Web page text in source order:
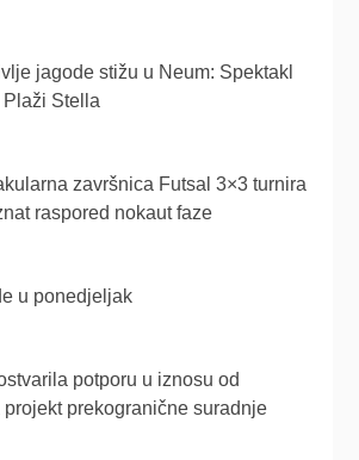
jagode stižu u Neum: Spektakl
Stella
završnica Futsal 3×3 turnira
raspored nokaut faze
u ponedjeljak
potporu u iznosu od
projekt prekogranične suradnje